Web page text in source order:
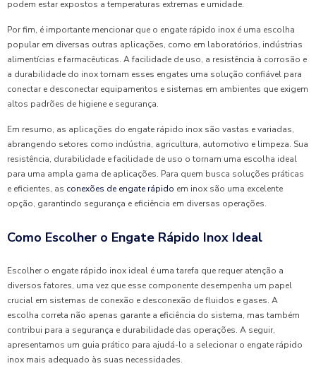
podem estar expostos a temperaturas extremas e umidade.
Por fim, é importante mencionar que o engate rápido inox é uma escolha
popular em diversas outras aplicações, como em laboratórios, indústrias
alimentícias e farmacêuticas. A facilidade de uso, a resistência à corrosão e
a durabilidade do inox tornam esses engates uma solução confiável para
conectar e desconectar equipamentos e sistemas em ambientes que exigem
altos padrões de higiene e segurança.
Em resumo, as aplicações do engate rápido inox são vastas e variadas,
abrangendo setores como indústria, agricultura, automotivo e limpeza. Sua
resistência, durabilidade e facilidade de uso o tornam uma escolha ideal
para uma ampla gama de aplicações. Para quem busca soluções práticas
e eficientes, as conexões de engate rápido em inox são uma excelente
opção, garantindo segurança e eficiência em diversas operações.
Como Escolher o Engate Rápido Inox Ideal
Escolher o engate rápido inox ideal é uma tarefa que requer atenção a
diversos fatores, uma vez que esse componente desempenha um papel
crucial em sistemas de conexão e desconexão de fluidos e gases. A
escolha correta não apenas garante a eficiência do sistema, mas também
contribui para a segurança e durabilidade das operações. A seguir,
apresentamos um guia prático para ajudá-lo a selecionar o engate rápido
inox mais adequado às suas necessidades.